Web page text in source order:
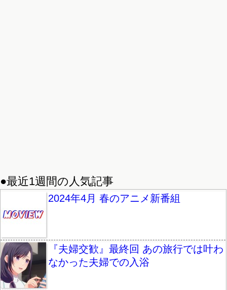
●最近1週間の人気記事
2024年4月 春のアニメ新番組
『夫婦交歓』最終回 あの旅行では叶わ
なかった夫婦での入浴